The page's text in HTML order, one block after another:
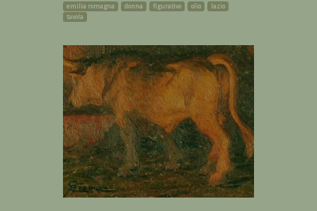
emilia romagna donna figurativo olio
lazio
tavola